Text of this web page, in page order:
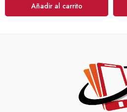
Añadir al carrito